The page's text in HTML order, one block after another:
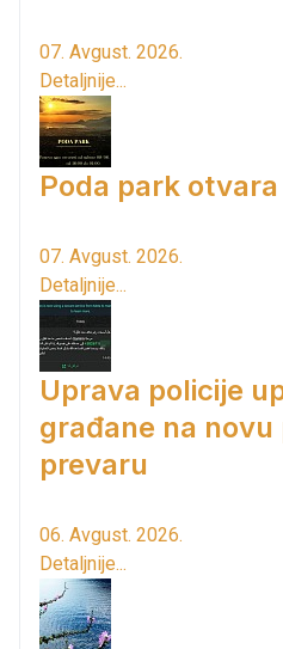
07. Avgust. 2026.
Detaljnije...
Poda park
07. Avgust. 2026.
Detaljnije...
Uprava policije
građane na novu
prevaru
06. Avgust. 2026.
Detaljnije...